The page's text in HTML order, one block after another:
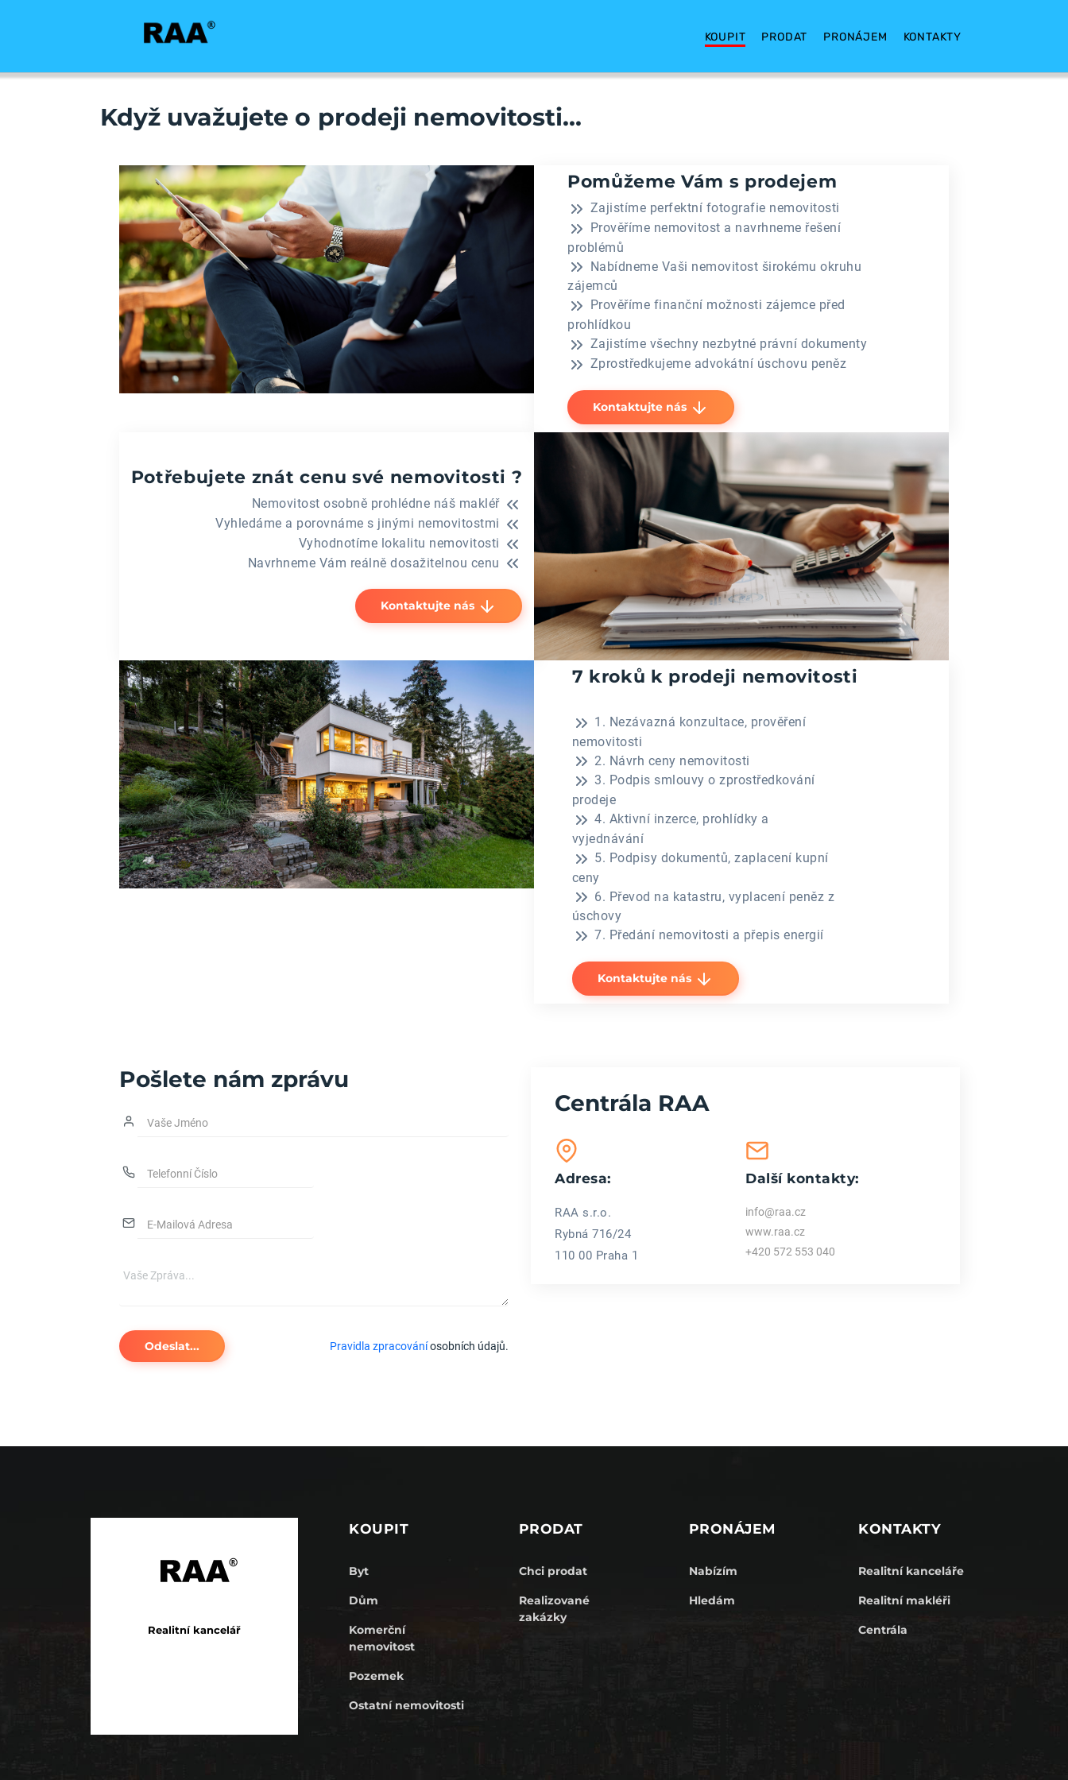
KOUPIT PRODAT PRONÁJEM KONTAKTY
Když uvažujete o prodeji nemovitosti...
Pomůžeme Vám s prodejem
Zajistíme perfektní fotografie nemovitosti
Prověříme nemovitost a navrhneme řešení
problémů
Nabídneme Vaši nemovitost širokému okruhu
zájemců
Prověříme finanční možnosti zájemce před
prohlídkou
Zajistíme všechny nezbytné právní dokumenty
Zprostředkujeme advokátní úschovu peněz
Kontaktujte nás
Potřebujete znát cenu své nemovitosti ?
Nemovitost osobně prohlédne náš makléř
Vyhledáme a porovnáme s jinými nemovitostmi
Vyhodnotíme lokalitu nemovitosti
Navrhneme Vám reálně dosažitelnou cenu
Kontaktujte nás
7 kroků k prodeji nemovitosti
1. Nezávazná konzultace, prověření
nemovitosti
2. Návrh ceny nemovitosti
3. Podpis smlouvy o zprostředkování
prodeje
4. Aktivní inzerce, prohlídky a
vyjednávání
5. Podpisy dokumentů, zaplacení kupní
ceny
6. Převod na katastru, vyplacení peněz z
úschovy
7. Předání nemovitosti a přepis energií
Kontaktujte nás
Pošlete nám zprávu
Odeslat... Pravidla zpracováníosobních údajů.
Centrála RAA
Adresa:
RAA s.r.o.
Rybná 716/24
110 00 Praha 1
Další kontakty:
info@raa.cz
www.raa.cz
+420 572 553 040
Realitní kancelář
KOUPIT
Byt
Dům
Komerční
nemovitost
Pozemek
Ostatní nemovitosti
PRODAT
Chci prodat
Realizované
zakázky
PRONÁJEM
Nabízím
Hledám
KONTAKTY
Realitní kanceláře
Realitní makléři
Centrála